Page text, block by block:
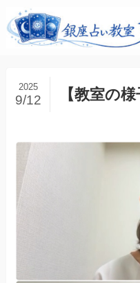
【教室の
2025
9/12